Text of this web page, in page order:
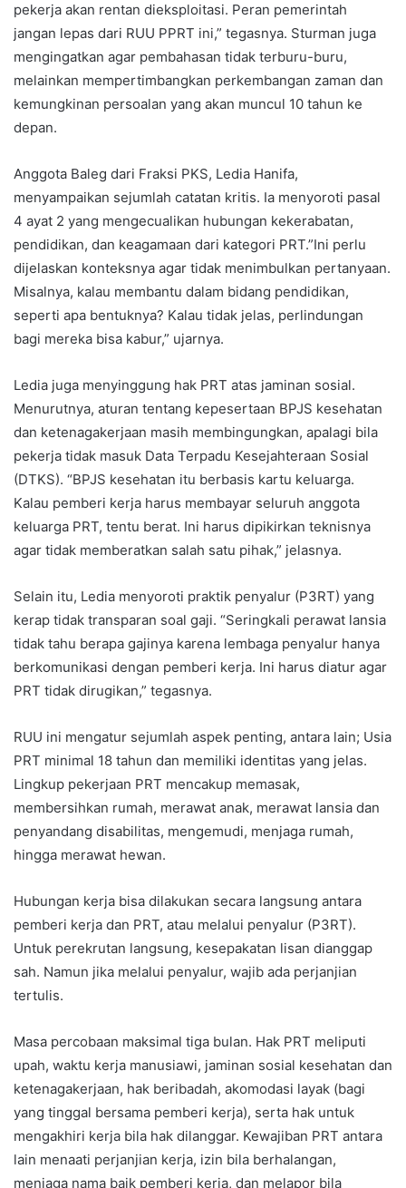
pekerja akan rentan dieksploitasi. Peran pemerintah
jangan lepas dari RUU PPRT ini,” tegasnya. Sturman juga
mengingatkan agar pembahasan tidak terburu-buru,
melainkan mempertimbangkan perkembangan zaman dan
kemungkinan persoalan yang akan muncul 10 tahun ke
depan.
Anggota Baleg dari Fraksi PKS, Ledia Hanifa,
menyampaikan sejumlah catatan kritis. Ia menyoroti pasal
4 ayat 2 yang mengecualikan hubungan kekerabatan,
pendidikan, dan keagamaan dari kategori PRT.”Ini perlu
dijelaskan konteksnya agar tidak menimbulkan pertanyaan.
Misalnya, kalau membantu dalam bidang pendidikan,
seperti apa bentuknya? Kalau tidak jelas, perlindungan
bagi mereka bisa kabur,” ujarnya.
Ledia juga menyinggung hak PRT atas jaminan sosial.
Menurutnya, aturan tentang kepesertaan BPJS kesehatan
dan ketenagakerjaan masih membingungkan, apalagi bila
pekerja tidak masuk Data Terpadu Kesejahteraan Sosial
(DTKS). “BPJS kesehatan itu berbasis kartu keluarga.
Kalau pemberi kerja harus membayar seluruh anggota
keluarga PRT, tentu berat. Ini harus dipikirkan teknisnya
agar tidak memberatkan salah satu pihak,” jelasnya.
Selain itu, Ledia menyoroti praktik penyalur (P3RT) yang
kerap tidak transparan soal gaji. “Seringkali perawat lansia
tidak tahu berapa gajinya karena lembaga penyalur hanya
berkomunikasi dengan pemberi kerja. Ini harus diatur agar
PRT tidak dirugikan,” tegasnya.
RUU ini mengatur sejumlah aspek penting, antara lain; Usia
PRT minimal 18 tahun dan memiliki identitas yang jelas.
Lingkup pekerjaan PRT mencakup memasak,
membersihkan rumah, merawat anak, merawat lansia dan
penyandang disabilitas, mengemudi, menjaga rumah,
hingga merawat hewan.
Hubungan kerja bisa dilakukan secara langsung antara
pemberi kerja dan PRT, atau melalui penyalur (P3RT).
Untuk perekrutan langsung, kesepakatan lisan dianggap
sah. Namun jika melalui penyalur, wajib ada perjanjian
tertulis.
Masa percobaan maksimal tiga bulan. Hak PRT meliputi
upah, waktu kerja manusiawi, jaminan sosial kesehatan dan
ketenagakerjaan, hak beribadah, akomodasi layak (bagi
yang tinggal bersama pemberi kerja), serta hak untuk
mengakhiri kerja bila hak dilanggar. Kewajiban PRT antara
lain menaati perjanjian kerja, izin bila berhalangan,
menjaga nama baik pemberi kerja, dan melapor bila